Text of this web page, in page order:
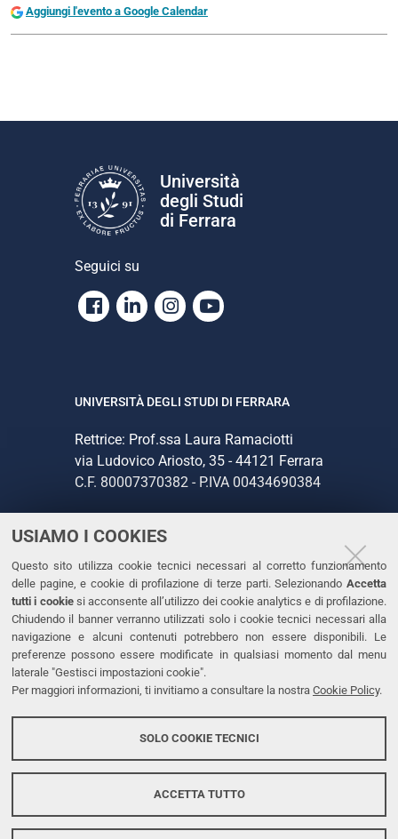
USIAMO I COOKIES
Questo sito utilizza cookie tecnici necessari al corretto funzionamento
delle pagine, e cookie di profilazione di terze parti. Selezionando Accetta
tutti i cookiesi acconsente all’utilizzo dei cookie analytics e di profilazione.
Chiudendo il banner verranno utilizzati solo i cookie tecnici necessari alla
navigazione e alcuni contenuti potrebbero non essere disponibili. Le
preferenze possono essere modificate in qualsiasi momento dal menu
laterale "Gestisci impostazioni cookie".
Per maggiori informazioni, ti invitiamo a consultare la nostra Cookie Policy.
SOLO COOKIE TECNICI
ACCETTA TUTTO
Aggiungi l'evento a Google Calendar
Università
degli Studi
di Ferrara
Seguici su
Facebook
LinkedinInstagram
Youtube
UNIVERSITÀ DEGLI STUDI DI FERRARA
Rettrice: Prof.ssa Laura Ramaciotti
via Ludovico Ariosto, 35 - 44121 Ferrara
C.F. 80007370382 - P.IVA 00434690384
CONTATTI
Tel. +39 0532 293111
Fax. +39 0532 293031
PEC
LINKS
Dichiarazione di accessibilità
Protezione dati personali